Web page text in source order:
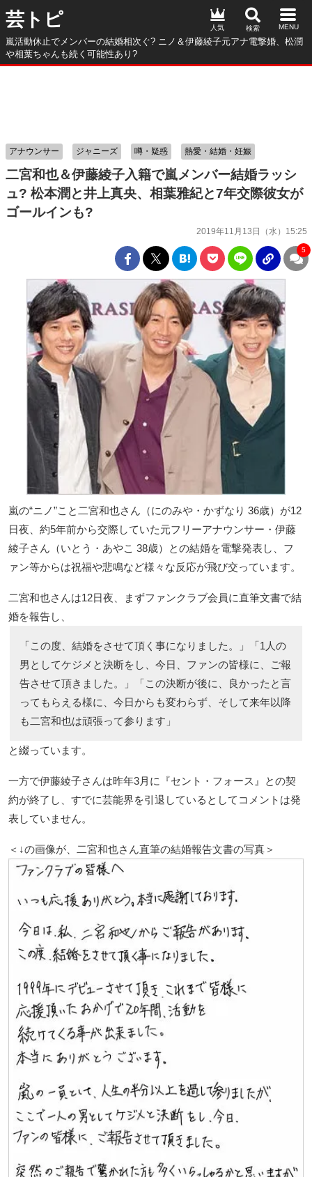
芸トピ
嵐活動休止でメンバーの結婚相次ぐ? ニノ＆伊藤綾子元アナ電撃婚、松潤
や相葉ちゃんも続く可能性あり?
人気
二宮和也＆伊藤綾子入籍で嵐メンバー結婚ラッシ
ュ? 松本潤と井上真央、相葉雅紀と7年交際彼女が
ゴールインも?
2019年11月13日（水）15:25
アナウンサー ジャニーズ 噂・疑惑 熱愛・結婚・妊娠
5
嵐の“ニノ”こと二宮和也さん（にのみや・かずなり 36歳）が12
日夜、約5年前から交際していた元フリーアナウンサー・伊藤
綾子さん（いとう・あやこ 38歳）との結婚を電撃発表し、フ
ァン等からは祝福や悲鳴など様々な反応が飛び交っています。
二宮和也さんは12日夜、まずファンクラブ会員に直筆文書で結
婚を報告し、
「この度、結婚をさせて頂く事になりました。」「1人の
男としてケジメと決断をし、今日、ファンの皆様に、ご報
告させて頂きました。」「この決断が後に、良かったと言
ってもらえる様に、今日からも変わらず、そして来年以降
も二宮和也は頑張って参ります」
と綴っています。
一方で伊藤綾子さんは昨年3月に『セント・フォース』との契
約が終了し、すでに芸能界を引退しているとしてコメントは発
表していません。
＜↓の画像が、二宮和也さん直筆の結婚報告文書の写真＞